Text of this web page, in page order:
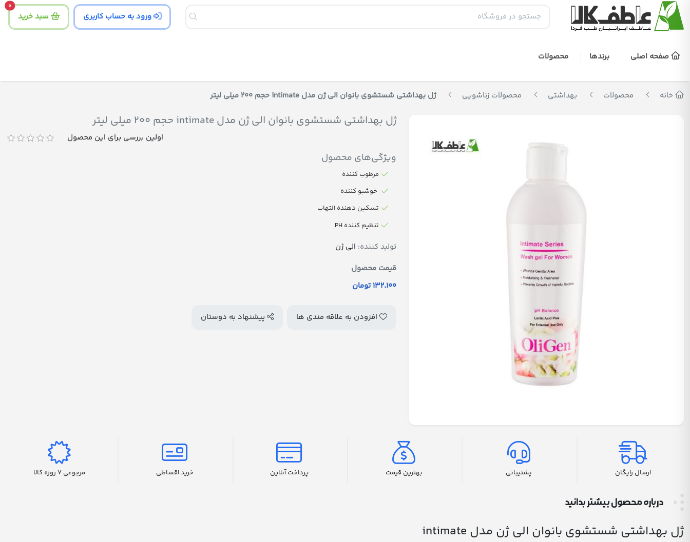
ورود به حساب کاربری سبد خرید
0
صفحه اصلی برندها محصولات
خانه محصولات بهداشتی محصولات زناشویی ژل بهداشتی شستشوی بانوان الی ژن مدل intimate حجم 200 میلی لیتر
ژل بهداشتی شستشوی بانوان الی ژن مدل intimate حجم 200 میلی لیتر
اولین بررسی برای این محصول
ویژگی‌های محصول
مرطوب کننده
خوشبو کننده
تسکین دهنده التهاب
تنظیم کننده PH
تولید کننده: الی ژن
قیمت محصول
132٬100 تومان
افزودن به علاقه مندی ها پیشنهاد به دوستان
ارسال رایگان پشتیبانی بهترین قیمت پرداخت آنلاین خرید اقساطی مرجوعی 7 روزه کالا
درباره محصول بیشتر بدانید
ژل بهداشتی شستشوی بانوان الی ژن مدل intimate